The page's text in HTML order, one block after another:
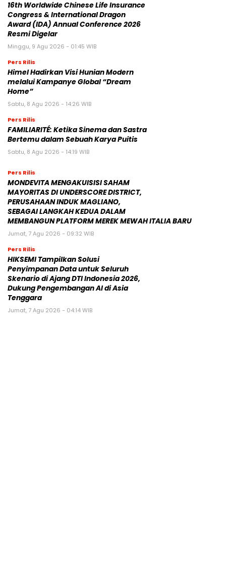
16th Worldwide Chinese Life Insurance
Congress & International Dragon
Award (IDA) Annual Conference 2026
Resmi Digelar
Minggu, 9 Agu 2026 - 01:45 WIB
Pers Rilis
Himel Hadirkan Visi Hunian Modern
melalui Kampanye Global “Dream
Home”
Sabtu, 8 Agu 2026 - 14:26 WIB
Pers Rilis
FAMILIARITÉ: Ketika Sinema dan Sastra
Bertemu dalam Sebuah Karya Puitis
Sabtu, 8 Agu 2026 - 14:19 WIB
Pers Rilis
MONDEVITA MENGAKUISISI SAHAM
MAYORITAS DI UNDERSCORE DISTRICT,
PERUSAHAAN INDUK MAGLIANO,
SEBAGAI LANGKAH KEDUA DALAM
MEMBANGUN PLATFORM MEREK MEWAH ITALIA BARU
Jumat, 7 Agu 2026 - 09:32 WIB
Pers Rilis
HIKSEMI Tampilkan Solusi
Penyimpanan Data untuk Seluruh
Skenario di Ajang DTI Indonesia 2026,
Dukung Pengembangan AI di Asia
Tenggara
Jumat, 7 Agu 2026 - 04:14 WIB